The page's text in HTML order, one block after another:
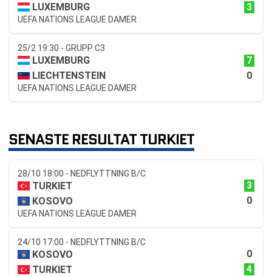
LUXEMBURG
3
UEFA NATIONS LEAGUE DAMER
25/2 19:30 - GRUPP C3
LUXEMBURG
7
LIECHTENSTEIN
0
UEFA NATIONS LEAGUE DAMER
SENASTE RESULTAT TURKIET
28/10 18:00 - NEDFLYTTNING B/C
TURKIET
3
KOSOVO
0
UEFA NATIONS LEAGUE DAMER
24/10 17:00 - NEDFLYTTNING B/C
KOSOVO
0
TURKIET
4